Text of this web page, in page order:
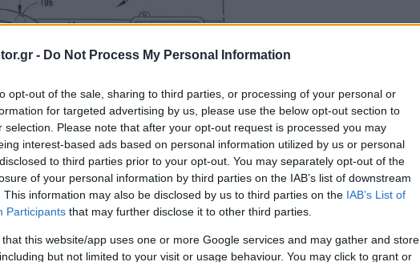
- Do Not Process My Personal Information
opt-out of the sale, sharing to third parties, or processing of your personal or
for targeted advertising by us, please use the below opt-out section to
selection. Please note that after your opt-out request is processed you may
interest-based ads based on personal information utilized by us or personal
to third parties prior to your opt-out. You may separately opt-out of the
of your personal information by third parties on the IAB’s list of downstream
This information may also be disclosed by us to third parties on the IAB’s List of
Participants that may further disclose it to other third parties.
that this website/app uses one or more Google services and may gather and store
but not limited to your visit or usage behaviour. You may click to grant or